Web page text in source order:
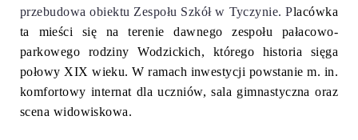
przebudowa obiektu Zespołu Szkół w Tyczynie. Placówka
ta mieści się na terenie dawnego zespołu pałacowo-
parkowego rodziny Wodzickich, którego historia sięga
połowy XIX wieku. W ramach inwestycji powstanie m. in.
komfortowy internat dla uczniów, sala gimnastyczna oraz
scena widowiskowa.